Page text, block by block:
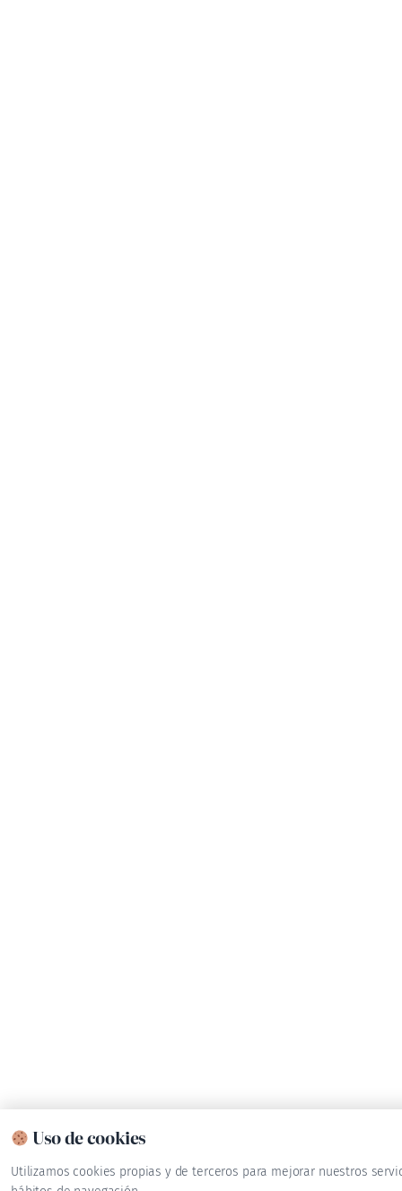
Uso de cookies
Utilizamos cookies propias y de terceros para mejorar nuestros